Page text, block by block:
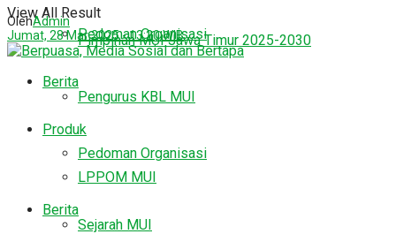
Pedoman Organisasi
Berita
Produk
LPPOM MUI
Sejarah MUI
Pimpinan MUI Jawa Timur 2025-2030
Pengurus KBL MUI
Pedoman Organisasi
Berita
View All Result
OlehAdmin
Jumat, 28 Mar 2025 - 13:20 WIB